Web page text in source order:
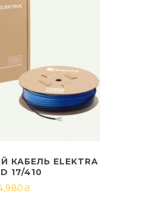
КАБЕЛЬ ELEKTRA
17/410
₴